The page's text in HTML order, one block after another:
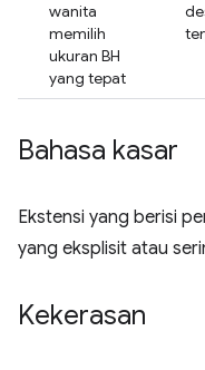
wanita
memilih
ukuran BH
yang tepat
Bahasa kasar
Ekstensi yang berisi
yang eksplisit atau
Kekerasan